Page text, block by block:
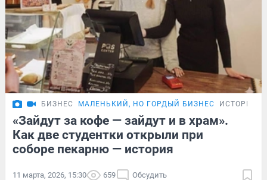
БИЗНЕС МАЛЕНЬКИЙ, НО ГОРДЫЙ БИЗНЕС ИСТОРИИ
«Зайдут за кофе — зайдут и в храм».
Как две студентки открыли при
соборе пекарню — история
11 марта, 2026, 15:30 659 Обсудить